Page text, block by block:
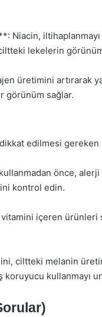
Niacin,
lekelerin
üretimini artırarak
görünüm sağlar.
edilmesi gereken
önce,
kontrol edin.
içeren ürünleri
ciltteki melanin
kullanmayı